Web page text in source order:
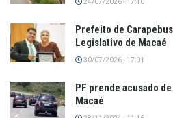
24/07/2026 - 17:10
Prefeito de
Legislativo de Macaé
30/07/2026 - 17:01
PF prende acusado
Macaé